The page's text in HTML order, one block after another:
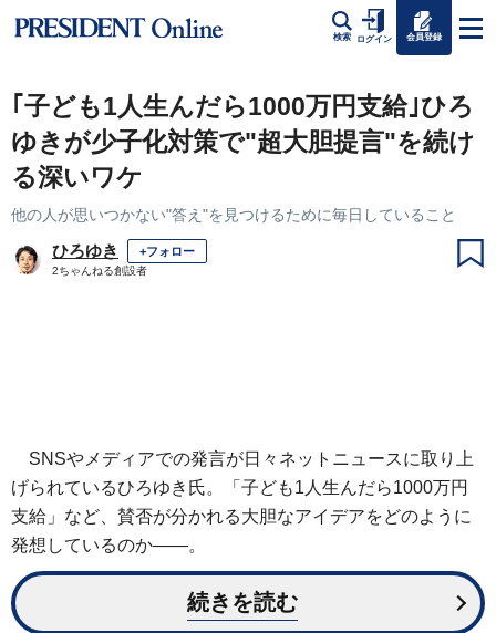
検索 ログイン 会員登録
｢子ども1人生んだら1000万円支給｣ひろ
ゆきが少子化対策で"超大胆提言"を続け
る深いワケ
他の人が思いつかない"答え"を見つけるために毎日していること
ひろゆき +フォロー
2ちゃんねる創設者
SNSやメディアでの発言が日々ネットニュースに取り上
げられているひろゆき氏。「子ども1人生んだら1000万円
支給」など、賛否が分かれる大胆なアイデアをどのように
発想しているのか――。
続きを読む